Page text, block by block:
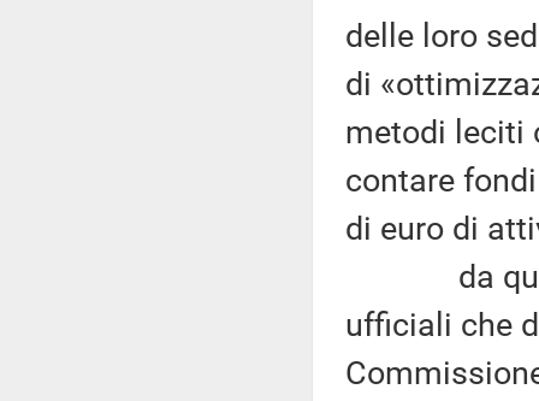
delle loro
di
metodi leciti
contare
di euro di
da
ufficiali che